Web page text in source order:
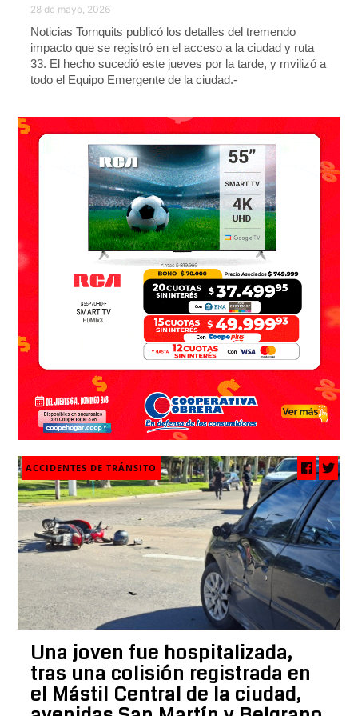
28 de mayo, 2026
Noticias Tornquits publicó los detalles del tremendo
impacto que se registró en el acceso a la ciudad y ruta
33. El hecho sucedió este jueves por la tarde, y mvilizó a
todo el Equipo Emergente de la ciudad.-
ACCIDENTES DE TRÁNSITO
Una joven fue hospitalizada,
tras una colisión registrada en
el Mástil Central de la ciudad,